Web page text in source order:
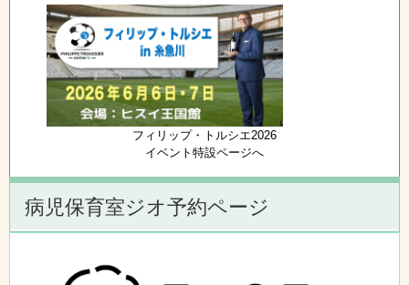
フィリップ・トルシエ2026
イベント特設ページへ
病児保育室ジオ予約ページ